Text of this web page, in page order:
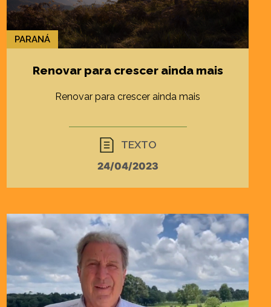
PARANÁ
Renovar para crescer ainda mais
Renovar para crescer ainda mais
TEXTO
24/04/2023